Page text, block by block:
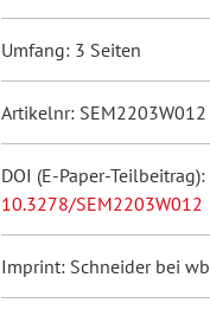
Umfang: 3 Seiten
Artikelnr: SEM2203W012
DOI (E-Paper-Teilbeitrag):
10.3278/SEM2203W012
Imprint: Schneider bei